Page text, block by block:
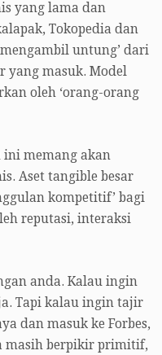
yang lama dan
Tokopedia dan
untung’ dari
yang masuk. Model
oleh ‘orang-orang
memang akan
Aset tangible besar
kompetitif’ bagi
reputasi, interaksi
anda. Kalau ingin
Tapi kalau ingin tajir
dan masuk ke Forbes,
masih berpikir primitif,